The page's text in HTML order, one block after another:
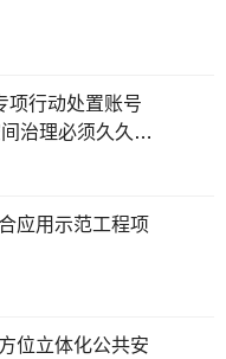
项行动处置账号
治理必须久久为
应用示范工程项
位立体化公共安